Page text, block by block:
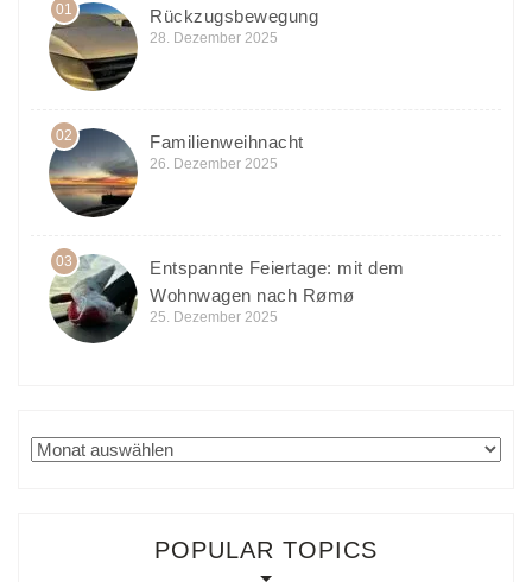
01 Rückzugsbewegung
28. Dezember 2025
02 Familienweihnacht
26. Dezember 2025
03
Entspannte Feiertage: mit dem
Wohnwagen nach Rømø
25. Dezember 2025
Archiv
POPULAR TOPICS